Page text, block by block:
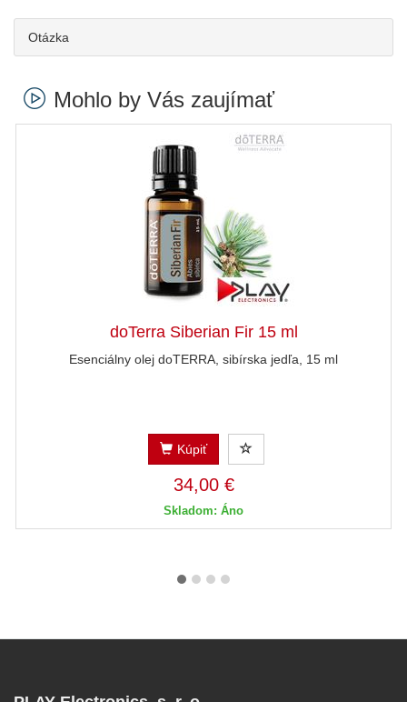
Otázka
Mohlo by Vás zaujímať
doTerra Siberian Fir 15 ml
Esenciálny olej doTERRA, sibírska jedľa, 15 ml
Kúpiť
34,00 €
Skladom: Áno